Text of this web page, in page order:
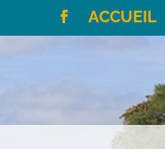
ACCUEIL